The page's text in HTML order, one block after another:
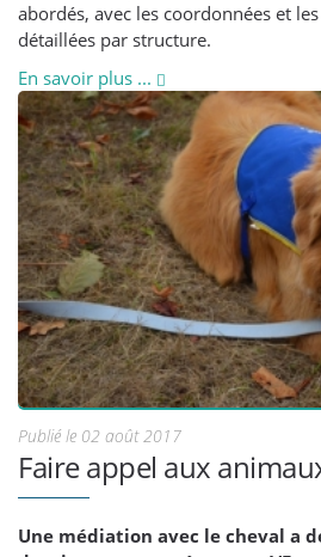
abordés, avec les coordonnées et
détaillées par structure.
En savoir plus ...
Publié le 02 août 2017
Faire appel aux
Une médiation avec le cheval a